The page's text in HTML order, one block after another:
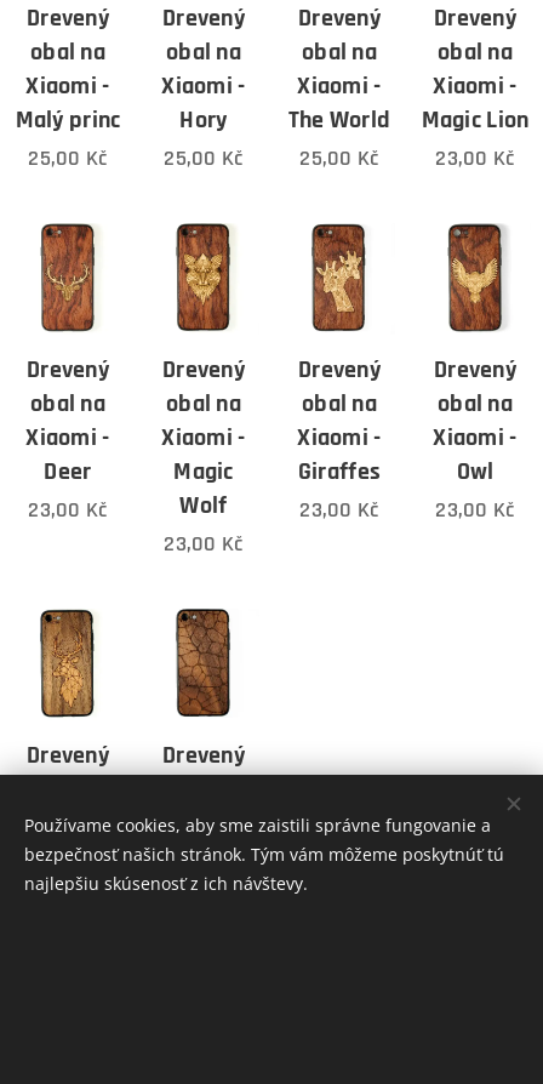
Drevený
obal na
Xiaomi -
Malý princ
25,00 Kč
Drevený
obal na
Xiaomi -
Hory
25,00 Kč
Drevený
obal na
Xiaomi -
The World
25,00 Kč
Drevený
obal na
Xiaomi -
Magic Lion
23,00 Kč
Drevený
obal na
Xiaomi -
Deer
23,00 Kč
Drevený
obal na
Xiaomi -
Magic
Wolf
23,00 Kč
Drevený
obal na
Xiaomi -
Giraffes
23,00 Kč
Drevený
obal na
Xiaomi -
Owl
23,00 Kč
Drevený
Xiaomi -
Cherry
Hart
Drevený
Xiaomi -
Aligator
23,00Kč
Používame cookies, aby sme zaistili správne fungovanie a
bezpečnosť našich stránok. Tým vám môžeme poskytnúť tú
najlepšiu skúsenosť z ich návštevy.